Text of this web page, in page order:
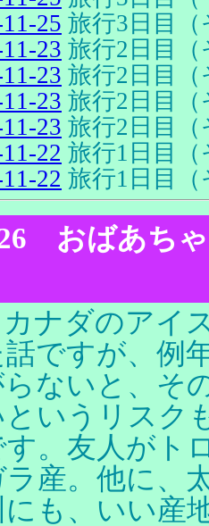
25 旅行3日目
23 旅行2日目
23 旅行2日目
23 旅行2日目
23 旅行2日目
22 旅行1日目
22 旅行1日目
26 おばあち
カナダのアイ
ですが、例
ないと、そ
いうリスク
す。友人がト
産。他に、
にも、いい産